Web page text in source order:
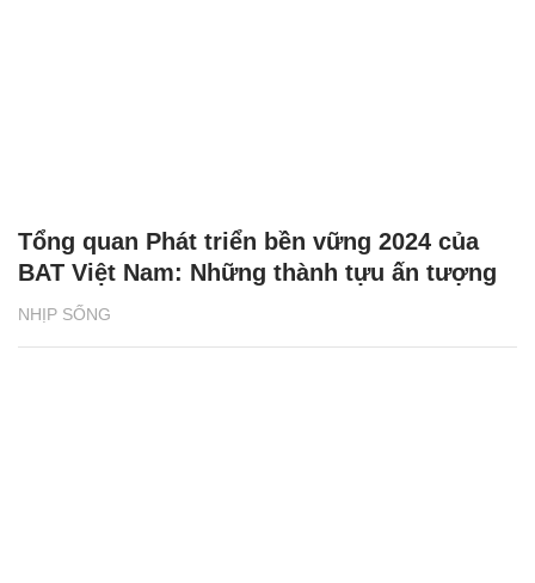
NHỊP SỐNG
Tổng quan Phát triển bền vững 2024 của
BAT Việt Nam: Những thành tựu ấn tượng